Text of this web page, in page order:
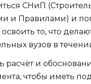
СНиП
и Правилами) и
то, что
вузов в
расчёт и
чтобы иметь